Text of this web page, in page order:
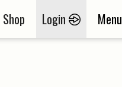
Shop Login Menu